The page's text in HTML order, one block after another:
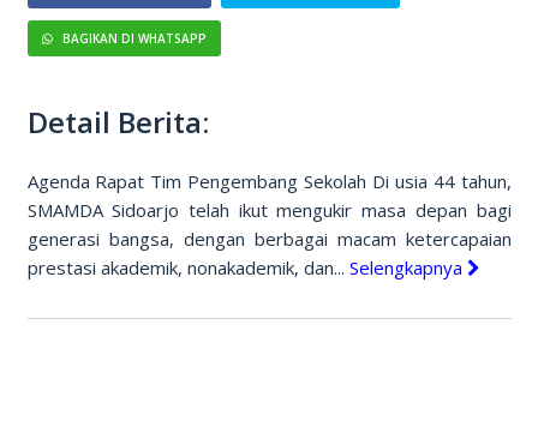
BAGIKAN DI WHATSAPP
Detail Berita:
Agenda Rapat Tim Pengembang Sekolah Di usia 44 tahun,
SMAMDA Sidoarjo telah ikut mengukir masa depan bagi
generasi bangsa, dengan berbagai macam ketercapaian
prestasi akademik, nonakademik, dan... Selengkapnya